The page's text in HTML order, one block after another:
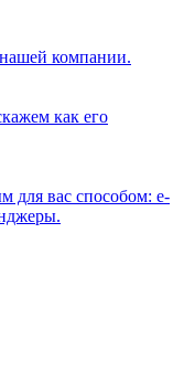
компании.
как его
для вас способом: e-